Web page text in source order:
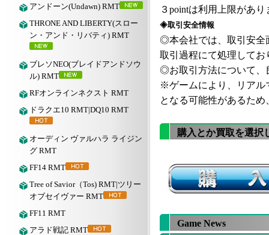
アンドーン(Undawn) RMT
THRONE AND LIBERTY(スロー
ン・アンド・リバティ) RMT
ブレソNEO(ブレイドアンドソウ
ル) RMT
RFオンラインネクスト RMT
ドラクエ10 RMT|DQ10 RMT
オーディン ヴァルハラ ライジン
グ RMT
FF14 RMT
Tree of Savior（Tos) RMT|ツリー
オブセイヴァー RMT
FF11 RMT
アラド戦記 RMT
３pointは利用上限があ
◈取引安全情報
◎本会社では、取引安全
取引過程にて処理してお
◎お取引方法について、
※ゲームにより、リアル
となる可能性があるた
購入とか買取を選択
Game News